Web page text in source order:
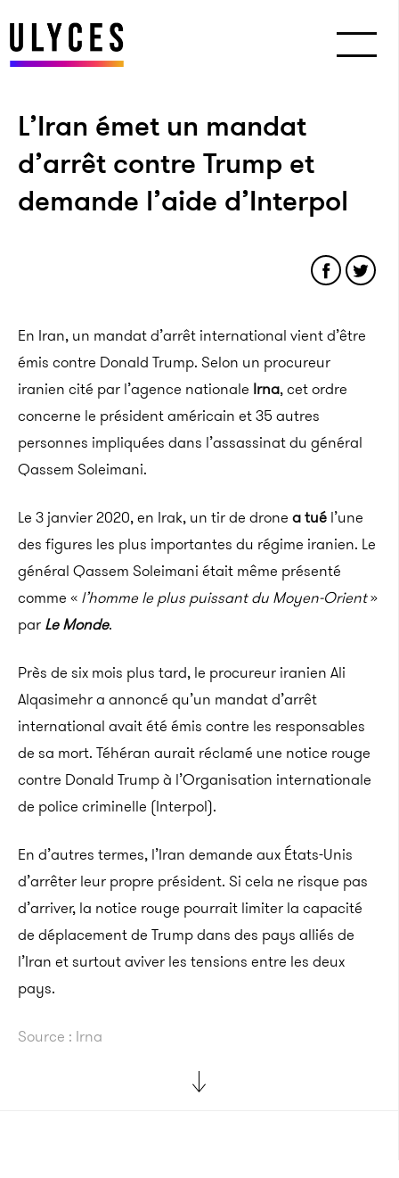
L’Iran émet un mandat
d’arrêt contre Trump et
demande l’aide d’Interpol
En Iran, un mandat d’arrêt international vient d’être
émis contre Donald Trump. Selon un procureur
iranien cité par l’agence nationale Irna, cet ordre
concerne le président américain et 35 autres
personnes impliquées dans l’assassinat du général
Qassem Soleimani.
Le 3 janvier 2020, en Irak, un tir de drone a tué l’une
des figures les plus importantes du régime iranien. Le
général Qassem Soleimani était même présenté
comme « l’homme le plus puis­sant du Moyen-Orient»
par Le Monde.
Près de six mois plus tard, le procureur iranien Ali
Alqasimehr a annoncé qu’un mandat d’arrêt
international avait été émis contre les responsables
de sa mort. Téhéran aurait réclamé une notice rouge
contre Donald Trump à l’Organisation internationale
de police criminelle (Interpol).
En d’autres termes, l’Iran demande aux États-Unis
d’arrêter leur propre président. Si cela ne risque pas
d’arriver, la notice rouge pourrait limiter la capacité
de déplacement de Trump dans des pays alliés de
l’Iran et surtout aviver les tensions entre les deux
pays.
Source : Irna